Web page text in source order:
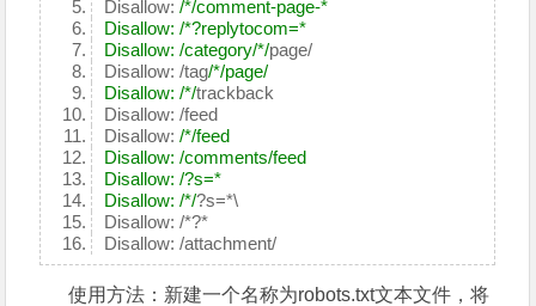
Disallow:/*/comment-page-*
Disallow: /*?replytocom=*
Disallow: /category/*/page/
Disallow: /tag/*/page/
Disallow: /*/trackback
Disallow: /feed
Disallow:/*/feed
Disallow: /comments/feed
Disallow: /?s=*
Disallow: /*/?s=*\
Disallow: /*?*
Disallow: /attachment/
使用方法：新建一个名称为robots.txt文本文件，将